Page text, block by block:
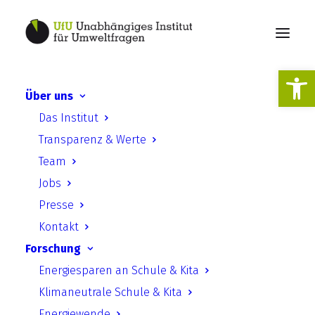
Über uns
Das Institut
Transparenz & Werte
Team
Jobs
Presse
Kontakt
Forschung
Energiesparen an Schule & Kita
Klimaneutrale Schule & Kita
Veröffentlichung und
Nachnutzung von
Artvorkommensdaten am
Beispiel der Gesellschaft
für Ichthyologie e.V.